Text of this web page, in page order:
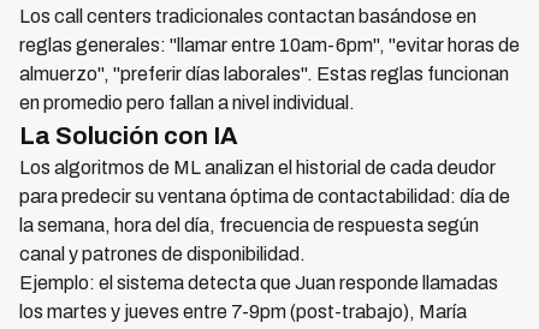
Los call centers tradicionales contactan basándose en
reglas generales: "llamar entre 10am-6pm", "evitar horas de
almuerzo", "preferir días laborales". Estas reglas funcionan
en promedio pero fallan a nivel individual.
La Solución con IA
Los algoritmos de ML analizan el historial de cada deudor
para predecir su ventana óptima de contactabilidad: día de
la semana, hora del día, frecuencia de respuesta según
canal y patrones de disponibilidad.
Ejemplo: el sistema detecta que Juan responde llamadas
los martes y jueves entre 7-9pm (post-trabajo), María